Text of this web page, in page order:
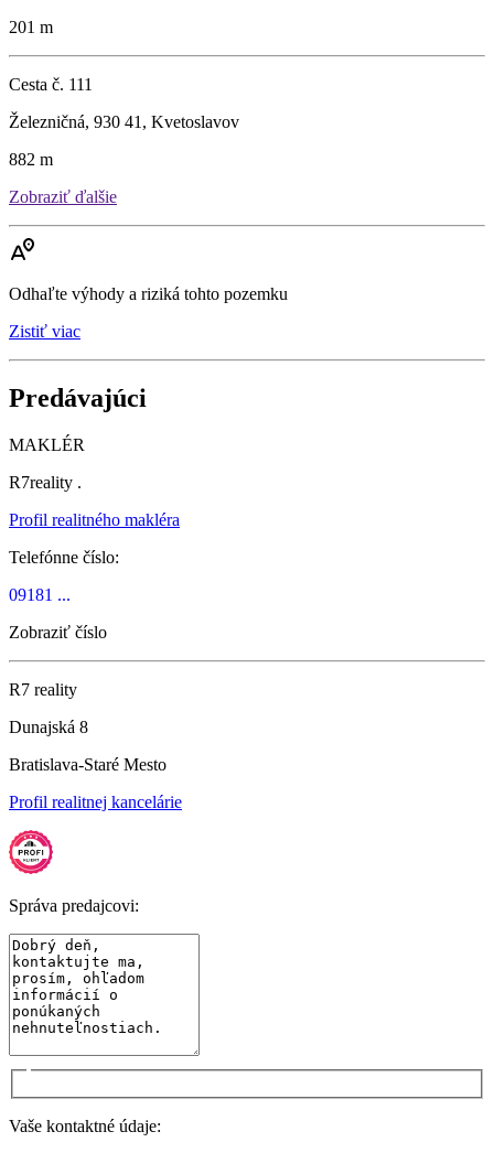
201 m
Cesta č. 111
Železničná, 930 41, Kvetoslavov
882 m
Zobraziť ďalšie
Odhaľte výhody a riziká tohto pozemku
Zistiť viac
Predávajúci
MAKLÉR
R7reality .
Profil realitného makléra
Telefónne číslo:
09181 ...
Zobraziť číslo
R7 reality
Dunajská 8
Bratislava-Staré Mesto
Profil realitnej kancelárie
Správa predajcovi:
Vaše kontaktné údaje: